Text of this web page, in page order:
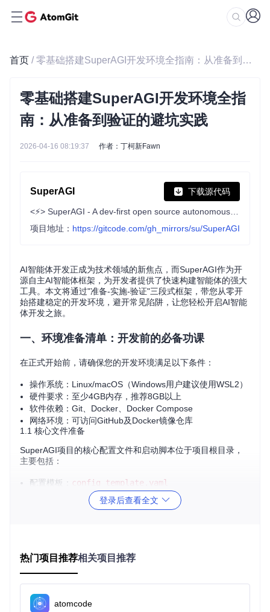
首页 / 零基础搭建SuperAGI开发环境全指南：从准备到验证的避坑实践
零基础搭建SuperAGI开发环境全指
南：从准备到验证的避坑实践
2026-04-16 08:19:37 作者：丁柯新Fawn
SuperAGI 下载源代码
项目地址： https://gitcode.com/gh_mirrors/su/SuperAGI
AI智能体开发正成为技术领域的新焦点，而SuperAGI作为开
源自主AI智能体框架，为开发者提供了快速构建智能体的强大
工具。本文将通过"准备-实施-验证"三段式框架，带您从零开
始搭建稳定的开发环境，避开常见陷阱，让您轻松开启AI智能
体开发之旅。
一、环境准备清单：开发前的必备功课
在正式开始前，请确保您的开发环境满足以下条件：
操作系统：Linux/macOS（Windows用户建议使用WSL2）
硬件要求：至少4GB内存，推荐8GB以上
软件依赖：Git、Docker、Docker Compose
网络环境：可访问GitHub及Docker镜像仓库
1.1 核心文件准备
SuperAGI项目的核心配置文件和启动脚本位于项目根目录，
主要包括：
配置模板： config_template.yaml
run.sh
docker-compose.yaml
二、实施阶段：分步骤部署与关键配置解析
2.1 获取项目源码
首先通过Git将项目克隆到本地：
登录后查看全文
热门项目推荐相关项目推荐
atomcode